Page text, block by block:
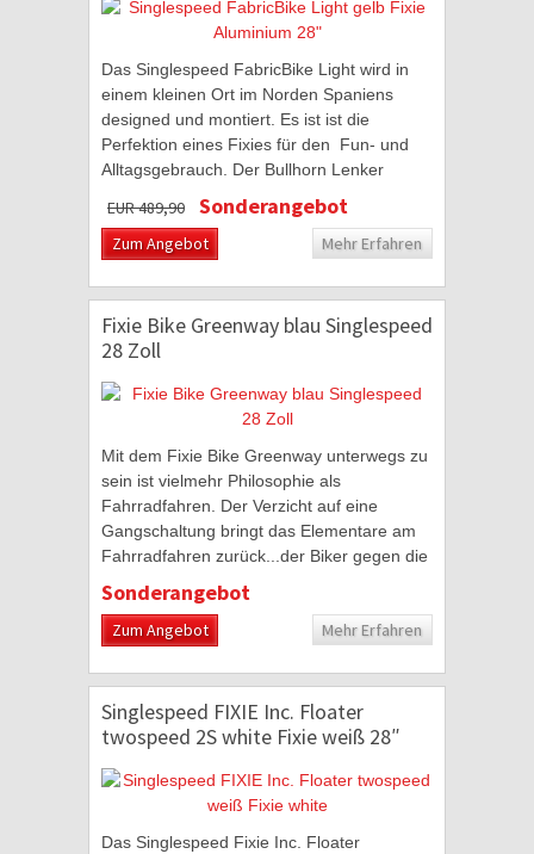
Das Singlespeed FabricBike Light wird in
einem kleinen Ort im Norden Spaniens
designed und montiert. Es ist ist die
Perfektion eines Fixies für den Fun- und
Alltagsgebrauch. Der Bullhorn Lenker
erschafft...
EUR 489,90 Sonderangebot
Zum Angebot Mehr Erfahren
Fixie Bike Greenway blau Singlespeed
28 Zoll
Mit dem Fixie Bike Greenway unterwegs zu
sein ist vielmehr Philosophie als
Fahrradfahren. Der Verzicht auf eine
Gangschaltung bringt das Elementare am
Fahrradfahren zurück...der Biker gegen die
Greenway...
Sonderangebot
Zum Angebot Mehr Erfahren
Singlespeed FIXIE Inc. Floater
twospeed 2S white Fixie weiß 28″
Das Singlespeed Fixie Inc. Floater